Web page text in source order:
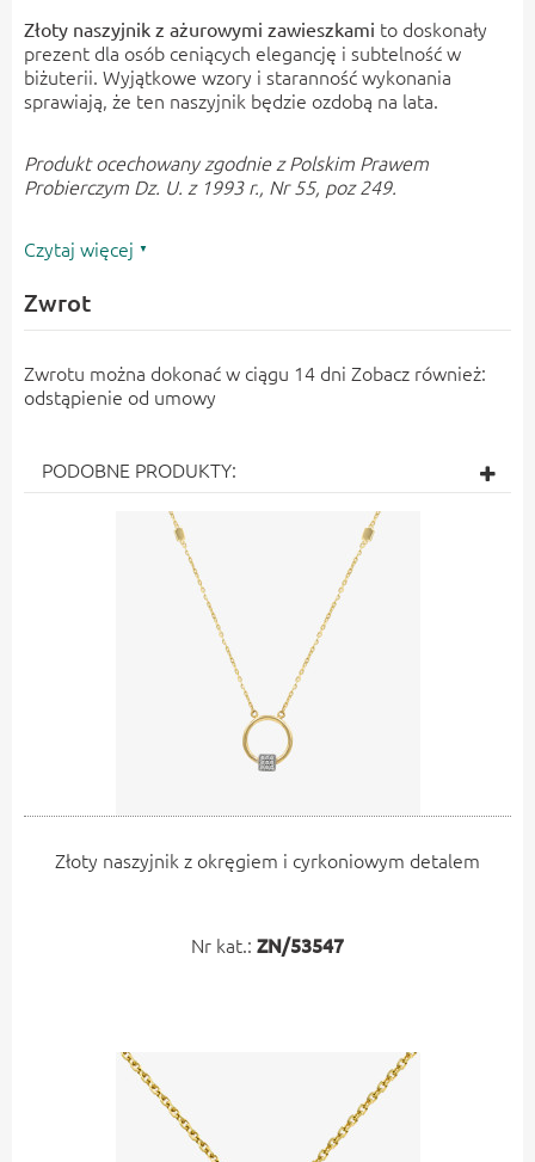
Złoty naszyjnik z ażurowymi zawieszkami to doskonały
prezent dla osób ceniących elegancję i subtelność w
biżuterii. Wyjątkowe wzory i staranność wykonania
sprawiają, że ten naszyjnik będzie ozdobą na lata.
Produkt ocechowany zgodnie z Polskim Prawem
Probierczym Dz. U. z 1993 r., Nr 55, poz 249.
Czytaj więcej
Zwrot
Zwrotu można dokonać w ciągu 14 dni Zobacz również:
odstąpienie od umowy
PODOBNE PRODUKTY:
Złoty naszyjnik z okręgiem i cyrkoniowym detalem
Nr kat.: ZN/53547